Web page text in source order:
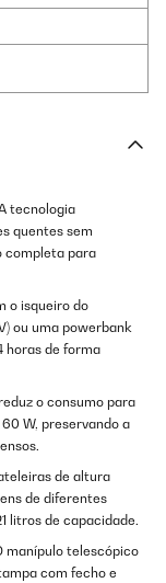
tecnologia
quentes sem
completa para
o isqueiro do
ou uma powerbank
horas de forma
o consumo para
W, preservando a
de altura
de diferentes
litros de capacidade.
manípulo telescópico
com fecho e